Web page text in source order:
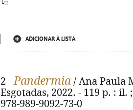
ADICIONAR À LISTA
2 -Pandermia / Ana Paula
Esgotadas, 2022. - 119 p. : il.
978-989-9092-73-0